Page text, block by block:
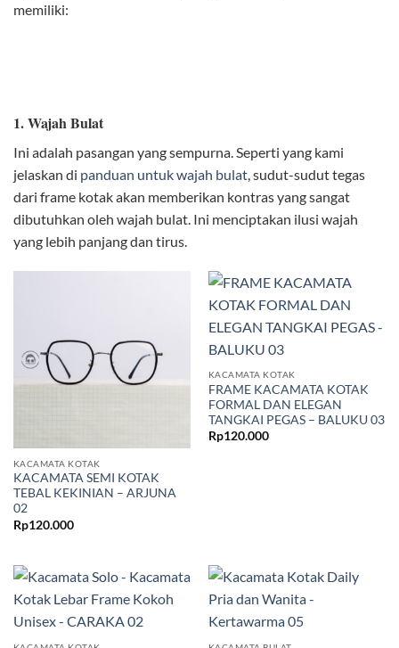
memiliki:
1. Wajah Bulat
Ini adalah pasangan yang sempurna. Seperti yang kami
jelaskan di panduan untuk wajah bulat, sudut-sudut tegas
dari frame kotak akan memberikan kontras yang sangat
dibutuhkan oleh wajah bulat. Ini menciptakan ilusi wajah
yang lebih panjang dan tirus.
KACAMATA KOTAK
KACAMATA SEMI KOTAK
TEBAL KEKINIAN – ARJUNA
02
Rp120.000
KACAMATA KOTAK
FRAME KACAMATA KOTAK
FORMAL DAN ELEGAN
TANGKAI PEGAS – BALUKU 03
Rp120.000